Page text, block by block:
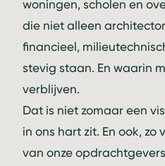
woningen, scholen en
die niet alleen
financieel,
stevig staan. En waarin
verblijven.
Dat is niet zomaar een
in ons hart zit. En ook,
van onze